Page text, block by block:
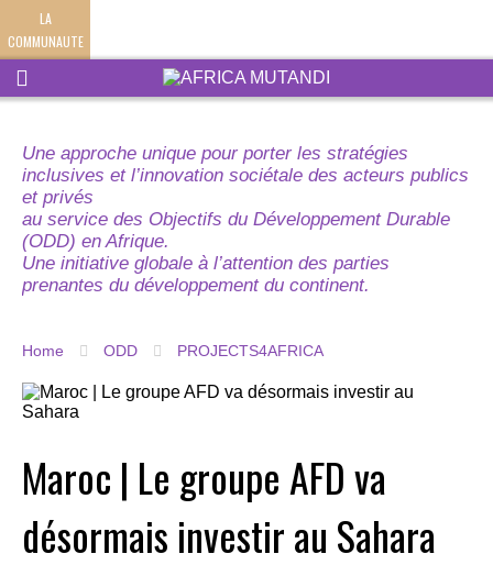
LA
COMMUNAUTE
Une approche unique pour porter les stratégies
inclusives et l’innovation sociétale des acteurs publics
et privés
au service des Objectifs du Développement Durable
(ODD) en Afrique.
Une initiative globale à l’attention des parties
prenantes du développement du continent.
Home ODD PROJECTS4AFRICA
Maroc | Le groupe AFD va
désormais investir au Sahara